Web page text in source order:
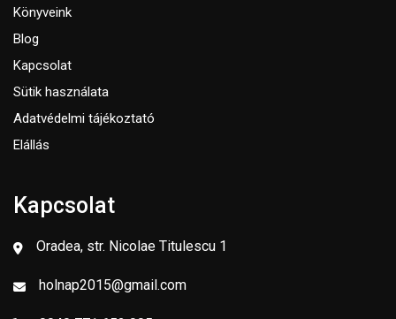
Könyveink
Blog
Kapcsolat
Sütik használata
Adatvédelmi tájékoztató
Elállás
Kapcsolat
Oradea, str. Nicolae Titulescu 1
holnap2015@gmail.com